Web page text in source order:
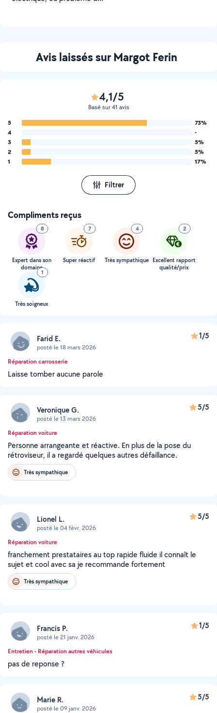
Avis laissés sur Margot Ferin
4,1/5
Basé sur 41 avis
5
73%
4
-
3
5%
2
5%
1
17%
Filtrer
Compliments reçus
8
Expert dans son
domaine
7
Super réactif
4
Très sympathique
2
Excellent rapport
qualité/prix
1
Très soigneux
Farid E.
posté le 18 mars 2026
1/5
Réparation carrosserie
Laisse tomber aucune parole
Veronique G.
posté le 13 mars 2026
5/5
Réparation voiture
Personne arrangeante et réactive. En plus de la pose du
rétroviseur, il a regardé quelques autres défaillance.
Très sympathique
Lionel L.
posté le 04 févr. 2026
5/5
Réparation voiture
franchement prestataires au top rapide fluide il connaît le
sujet et cool avec sa je recommande fortement
Très sympathique
Francis P.
posté le 21 janv. 2026
1/5
Entretien - Réparation autres véhicules
pas de reponse ?
Marie R.
posté le 09 janv. 2026
5/5